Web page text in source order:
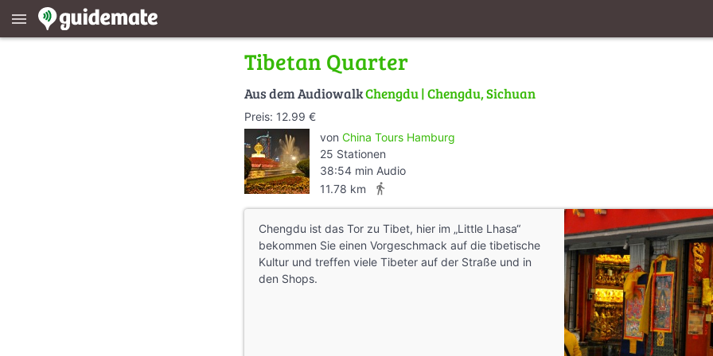
menu
Tibetan Quarter
Aus dem AudiowalkChengdu | Chengdu, Sichuan
Preis: 12.99 €
von China Tours Hamburg
25 Stationen
38:54 min Audio
11.78 km
directions_walk
Chengdu ist das Tor zu Tibet, hier im „Little Lhasa“
bekommen Sie einen Vorgeschmack auf die tibetische
Kultur und treffen viele Tibeter auf der Straße und in
den Shops.